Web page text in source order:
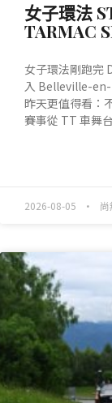
女子環法
TARMAC
女子環法剛跑完
入 Belleville-
昨天更值得看：
賽事從 TT 車舞
2026-08-05